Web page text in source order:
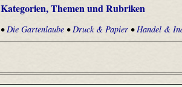
Kategorien, Themen und Rubriken
•Die Gartenlaube •Druck & Papier •Handel &